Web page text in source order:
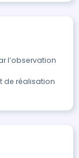
de réalisation